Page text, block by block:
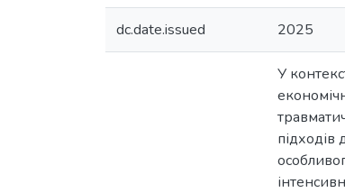
dc.date.issued 2025
У